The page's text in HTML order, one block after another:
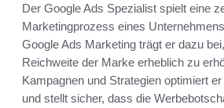
Der Google Ads Spezialist spielt eine
Marketingprozess eines
Google Ads Marketing trägt er dazu
Reichweite der Marke erheblich zu
Kampagnen und Strategien optimiert
und stellt sicher, dass die